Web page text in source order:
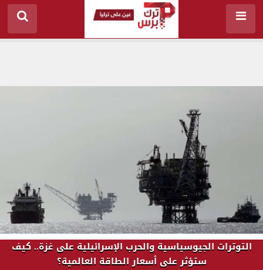
التوترات الجيوسياسية والحرب الإسرائيلية على غزة.. كيف
ستؤثر على أسعار الطاقة العالمية؟